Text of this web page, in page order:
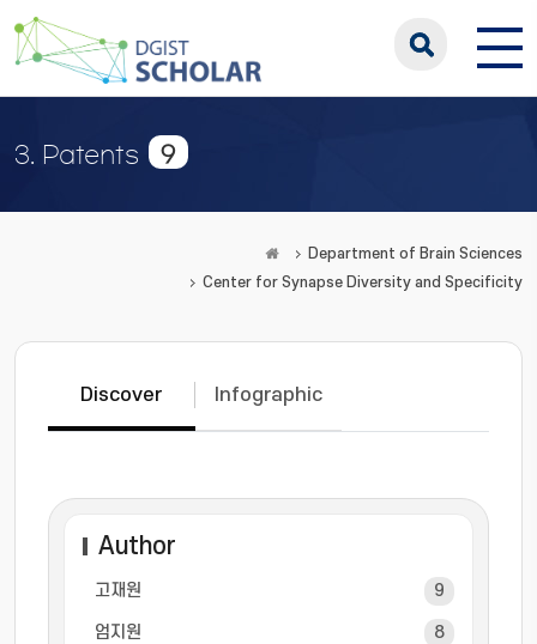
3. Patents 9
Department of Brain Sciences
Center for Synapse Diversity and Specificity
Discover Infographic
Author
고재원 9
엄지원 8